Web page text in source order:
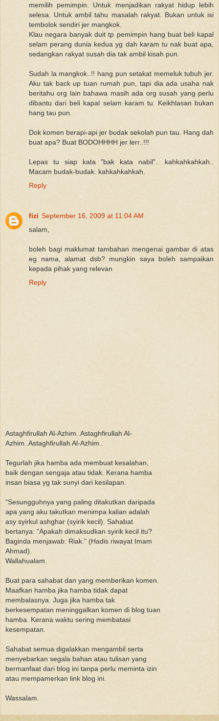
memilih pemimpin. Untuk menjadikan rakyat hidup lebih
selesa. Untuk ambil tahu masalah rakyat. Bukan untuk isi
tembolok sendiri jer mangkok.
Klau negara banyak duit tp pemimpin hang buat beli kapal
selam perang dunia kedua yg dah karam tu nak buat apa,
sedangkan rakyat susah dia tak ambil kisah pun.
Sudah la mangkok..!! hang pun setakat memeluk tubuh jer.
Aku tak back up tuan rumah pun, tapi dia ada usaha nak
beritahu org lain bahawa masih ada org susah yang perlu
dibantu dari beli kapal selam karam tu. Keikhlasan bukan
hang tau pun.
Dok komen berapi-api jer budak sekolah pun tau. Hang dah
buat apa? Buat BODOHHHH jer lerr..!!!
Lepas tu siap kata "bak kata nabil".. kahkahkahkah..
Macam budak-budak. kahkahkahkah.
Reply
fizi September 16, 2009 at 11:04 AM
salam,
boleh bagi maklumat tambahan mengenai gambar di atas
eg nama, alamat dsb? mungkin saya boleh sampaikan
kepada pihak yang relevan
Reply
Astaghfirullah Al-Azhim..Astaghfirullah Al-
Azhim..Astaghfirullah Al-Azhim..
Tegurlah jika hamba ada membuat kesalahan,
baik dengan sengaja atau tidak. Kerana hamba
insan biasa yg tak sunyi dari kesilapan.
"Sesungguhnya yang paling ditakutkan daripada
apa yang aku takutkan menimpa kalian adalah
asy syirkul ashghar (syirik kecil). Sahabat
bertanya: "Apakah dimaksudkan syirik kecil itu?
Baginda menjawab: Riak." (Hadis riwayat Imam
Ahmad).
Wallahualam.
Buat para sahabat dan yang memberikan komen.
Maafkan hamba jika hamba tidak dapat
membalasnya. Juga jika hamba tak
berkesempatan meninggalkan komen di blog tuan
hamba. Kerana waktu sering membatasi
kesempatan.
Sahabat semua digalakkan mengambil serta
menyebarkan segala bahan atau tulisan yang
bermanfaat dari blog ini tanpa perlu meminta izin
atau mempamerkan link blog ini.
Wassalam.